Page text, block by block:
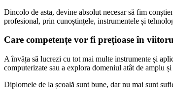
Dincolo de asta, devine absolut necesar să fim
profesional, prin cunoștințele, instrumentele și
Care competențe vor fi prețioase în
A învăța să lucrezi cu tot mai multe instrumente și
computerizate sau a explora domeniul atât de amplu
Diplomele de la școală sunt bune, dar nu mai sunt